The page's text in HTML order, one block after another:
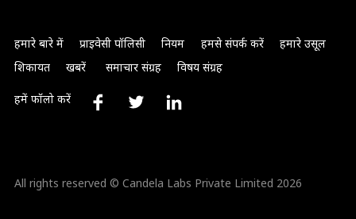
हमारे बारे में प्राइवेसी पॉलिसी नियम हमसे संपर्क करें
हमारे उसूल
शिकायत
खबरें समाचार संग्रह विषय संग्रह
हमें फॉलो करें
All rights reserved © Candela Labs Private Limited 2026